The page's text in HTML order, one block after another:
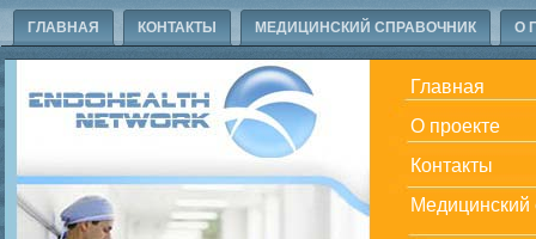
ГЛАВНАЯ КОНТАКТЫ МЕДИЦИНСКИЙ СПРАВОЧНИК О
Главная
О проекте
Контакты
Медицинский